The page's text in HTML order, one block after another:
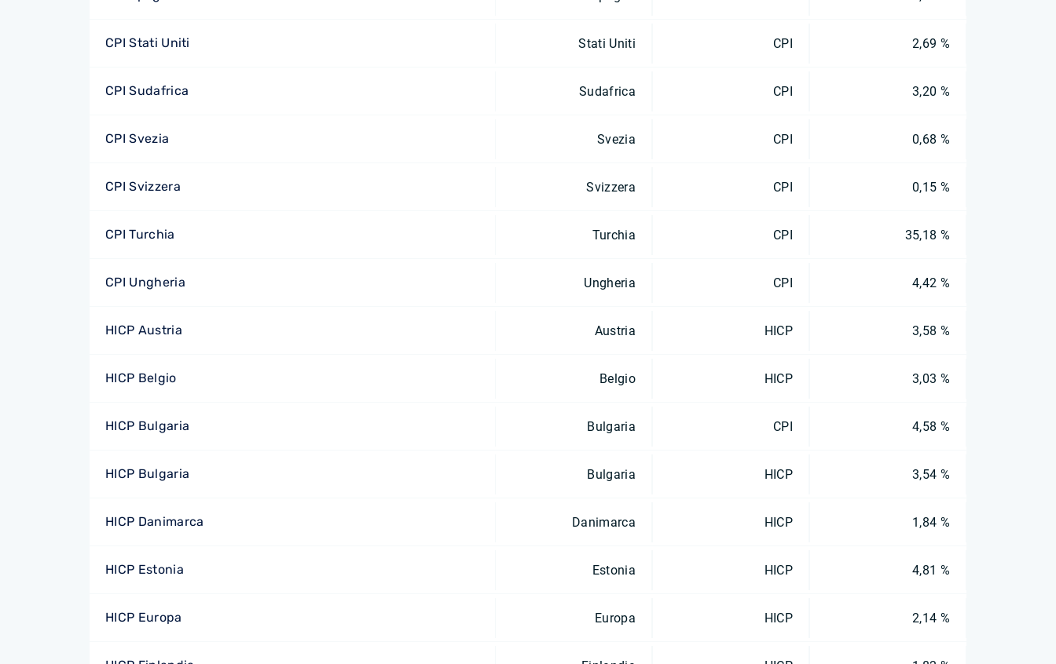
CPI Stati Uniti Stati Uniti CPI 2,69 %
CPI Sudafrica Sudafrica CPI 3,20 %
CPI Svezia Svezia CPI 0,68 %
CPI Svizzera Svizzera CPI 0,15 %
CPI Turchia Turchia CPI 35,18 %
CPI Ungheria Ungheria CPI 4,42 %
HICP Austria Austria HICP 3,58 %
HICP Belgio Belgio HICP 3,03 %
HICP Bulgaria Bulgaria CPI 4,58 %
HICP Bulgaria Bulgaria HICP 3,54 %
HICP Danimarca Danimarca HICP 1,84 %
HICP Estonia Estonia HICP 4,81 %
HICP Europa Europa HICP 2,14 %